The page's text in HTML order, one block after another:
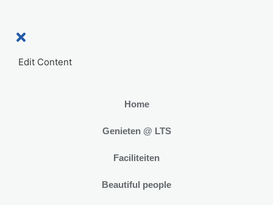
Edit Content
Home
Genieten @ LTS
Faciliteiten
Beautiful people